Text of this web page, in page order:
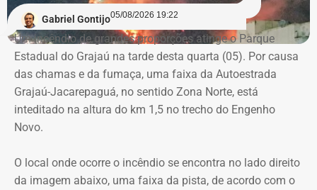
variação entre as propostas apresentadas pelas
empresas concorrentes, além de falhas na elaboração do
termo de referência.
Outro ponto que chamou a atenção dos técnicos foi a
ausência de critérios objetivos para justificar a
contratação da equipe prevista. Em uma das fases do
projeto, o contrato estimava a atuação de 76
superior a R$ 28 mil. Em alguns casos, como o de
consultores especializados, os valores chegavam a quase
Gabriel Gontijo05/08/2026 19:22
Um incêndio de grandes proporções atinge o Parque
Estadual do Grajaú na tarde desta quarta (05). Por causa
das chamas e da fumaça, uma faixa da Autoestrada
Grajaú-Jacarepaguá, no sentido Zona Norte, está
inteditado na altura do km 1,5 no trecho do Engenho
Novo.
O local onde ocorre o incêndio se encontra no lado direito
da imagem abaixo, uma faixa da pista, de acordo com o